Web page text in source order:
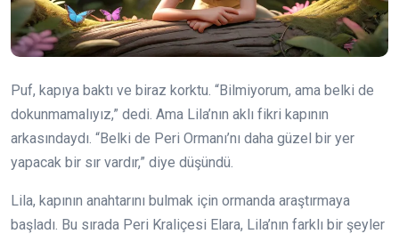
Puf, kapıya baktı ve biraz korktu. “Bilmiyorum, ama belki de
dokunmamalıyız,” dedi. Ama Lila’nın aklı fikri kapının
arkasındaydı. “Belki de Peri Ormanı’nı daha güzel bir yer
yapacak bir sır vardır,” diye düşündü.
Lila, kapının anahtarını bulmak için ormanda araştırmaya
başladı. Bu sırada Peri Kraliçesi Elara, Lila’nın farklı bir şeyler